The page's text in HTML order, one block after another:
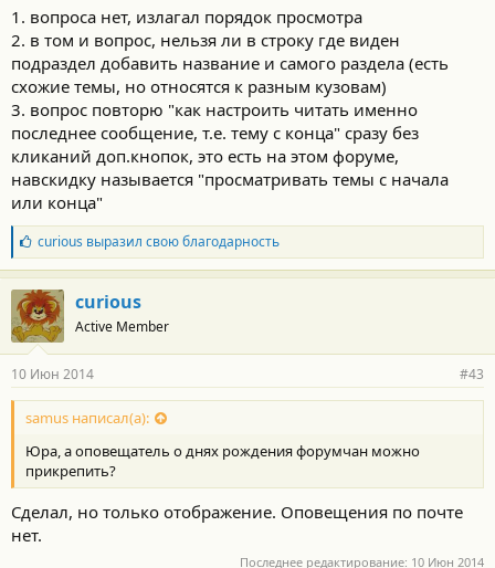
перейти на последнюю страницу, то кликаете в навигации на
номер этой последней страницы. Или я не понял вопроса?
Вроде бы все стандартно для форумов...
1. вопроса нет, излагал порядок просмотра
2. в том и вопрос, нельзя ли в строку где виден
подраздел добавить название и самого раздела (есть
схожие темы, но относятся к разным кузовам)
3. вопрос повторю "как настроить читать именно
последнее сообщение, т.е. тему с конца" сразу без
кликаний доп.кнопок, это есть на этом форуме,
навскидку называется "просматривать темы с начала
или конца"
Б
л
а
г
о
д
а
н
о
с
и
:
curious выразил свою благодарность
curious
Active Member
10 Июн 2014 #43
samus написал(а):
Юра, а оповещатель о днях рождения форумчан можно
прикрепить?
Сделал, но только отображение. Оповещения по почте
нет.
Последнее редактирование: 10 Июн 2014